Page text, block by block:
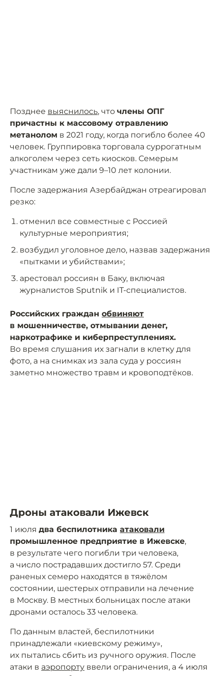
Позднее выяснилось, что члены ОПГ
причастны к массовому отравлению
метанолом в 2021 году, когда погибло более 40
человек. Группировка торговала суррогатным
алкоголем через сеть киосков. Семерым
участникам уже дали 9–10 лет колонии.
После задержания Азербайджан отреагировал
резко:
отменил все совместные с Россией
культурные мероприятия;
возбудил уголовное дело, назвав задержания
«пытками и убийствами»;
арестовал россиян в Баку, включая
журналистов Sputnik и IT-специалистов.
Российских граждан обвиняют
в мошенничестве, отмывании денег,
наркотрафике и киберпреступлениях.
Во время слушания их загнали в клетку для
фото, а на снимках из зала суда у россиян
заметно множество травм и кровоподтёков.
Дроны атаковали Ижевск
1 июля два беспилотника атаковали
промышленное предприятие в Ижевске,
в результате чего погибли три человека,
а число пострадавших достигло 57. Среди
раненых семеро находятся в тяжёлом
состоянии, шестерых отправили на лечение
в Москву. В местных больницах после атаки
дронами осталось 33 человека.
По данным властей, беспилотники
принадлежали «киевскому режиму»,
их пытались сбить из ручного оружия. После
атаки в аэропорту ввели ограничения, а 4 июля